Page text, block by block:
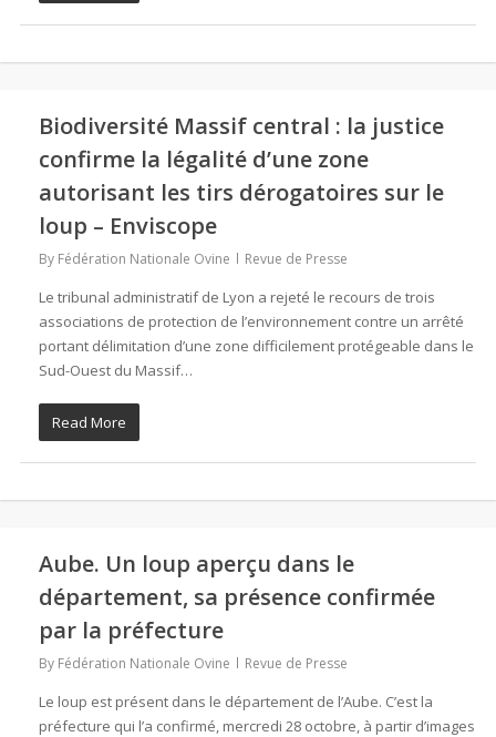
Biodiversité Massif central : la justice
confirme la légalité d’une zone
autorisant les tirs dérogatoires sur le
loup – Enviscope
By Fédération Nationale Ovine Revue de Presse
Le tribunal administratif de Lyon a rejeté le recours de trois
associations de protection de l’environnement contre un arrêté
portant délimitation d’une zone difficilement protégeable dans le
Sud-Ouest du Massif…
Read More
Aube. Un loup aperçu dans le
département, sa présence confirmée
par la préfecture
By Fédération Nationale Ovine Revue de Presse
Le loup est présent dans le département de l’Aube. C’est la
préfecture qui l’a confirmé, mercredi 28 octobre, à partir d’images